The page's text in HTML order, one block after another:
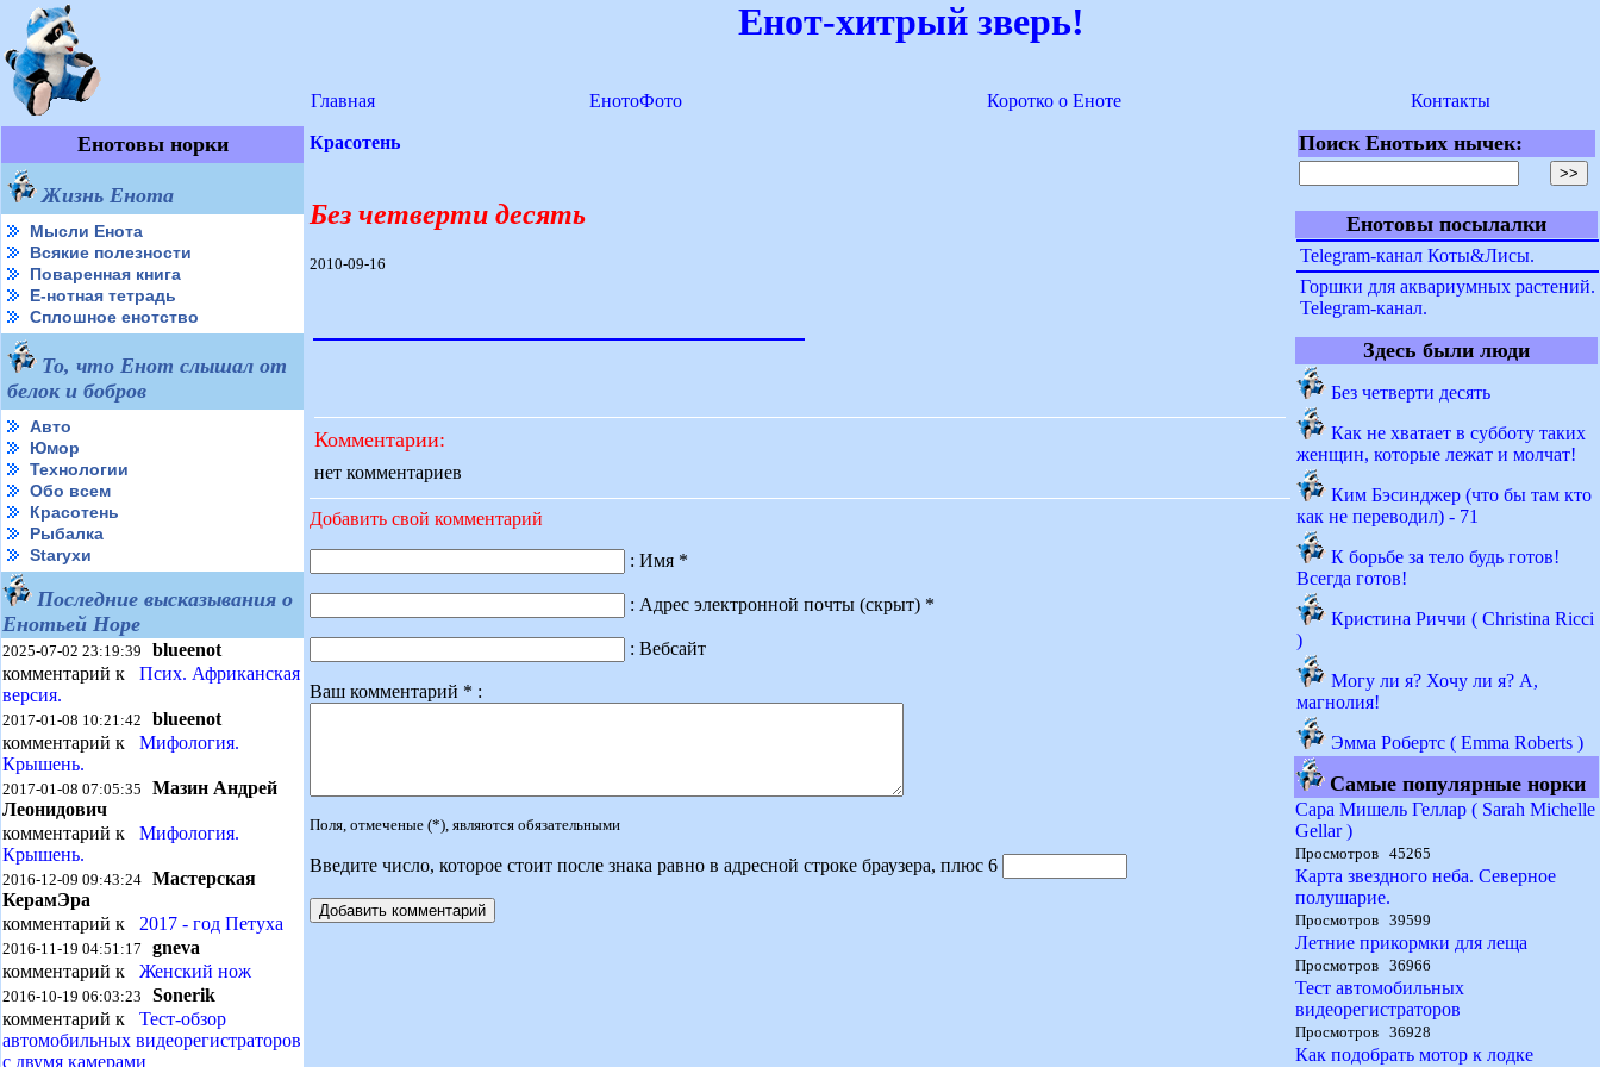
Енот-хитрый зверь!
Главная ЕнотоФото Коротко о Еноте Контакты
Енотовы норки
Жизнь Енота
Мысли Енота
Всякие полезности
Поваренная книга
Е-нотная тетрадь
Сплошное енотство
То, что Енот слышал от
белок и бобров
Авто
Юмор
Технологии
Обо всем
Красотень
Рыбалка
Starухи
Последние высказывания о
Енотьей Норе
2025-07-02 23:19:39 blueenot
комментарий к Псих. Африканская
версия.
2017-01-08 10:21:42 blueenot
комментарий к Мифология.
Крышень.
2017-01-08 07:05:35 Мазин Андрей
Леонидович
комментарий к Мифология.
Крышень.
2016-12-09 09:43:24 Мастерская
КерамЭра
комментарий к 2017 - год Петуха
2016-11-19 04:51:17 gneva
комментарий к Женский нож
2016-10-19 06:03:23 Sonerik
комментарий к Тест-обзор
автомобильных видеорегистраторов
с двумя камерами
Красотень
Без четверти десять
2010-09-16
Комментарии:
нет комментариев
Добавить свой комментарий
: Имя *
: Адрес электронной почты (скрыт) *
: Вебсайт
Ваш комментарий * :
Поля, отмеченые (*), являются обязательными
Введите число, которое стоит после знака равно в адресной строке браузера, плюс 6
Поиск Енотьих нычек:
Енотовы посылалки
Telegram-канал Коты&Лисы.
Горшки для аквариумных растений.
Telegram-канал.
Здесь были люди
Без четверти десять
Как не хватает в субботу таких
женщин, которые лежат и молчат!
Ким Бэсинджер (что бы там кто
как не переводил) - 71
К борьбе за тело будь готов!
Всегда готов!
Кристина Риччи ( Christina Ricci
)
Могу ли я? Хочу ли я? А,
магнолия!
Эмма Робертс ( Emma Roberts )
Самые популярные норки
Сара Мишель Геллар ( Sarah Michelle
Gellar )
Просмотров 45265
Карта звездного неба. Северное
полушарие.
Просмотров 39599
Летние прикормки для леща
Просмотров 36966
Тест автомобильных
видеорегистраторов
Просмотров 36928
Как подобрать мотор к лодке